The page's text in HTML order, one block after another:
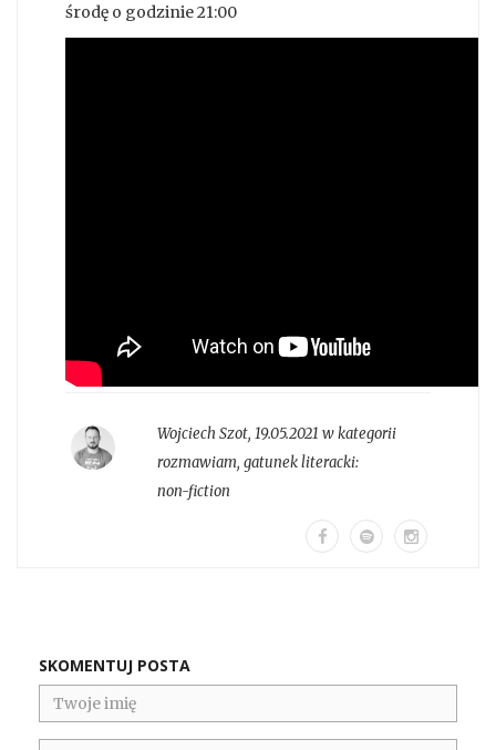
środę o godzinie 21:00
Wojciech Szot, 19.05.2021 w kategorii
rozmawiam, gatunek literacki:
non-fiction
SKOMENTUJ POSTA